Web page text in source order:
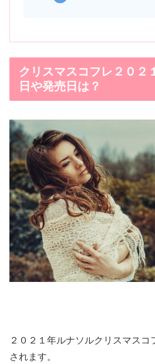
クリスマスコフレ２０２
日や発売日は？
２０２１年ルナソルクリスマスコ
されます。